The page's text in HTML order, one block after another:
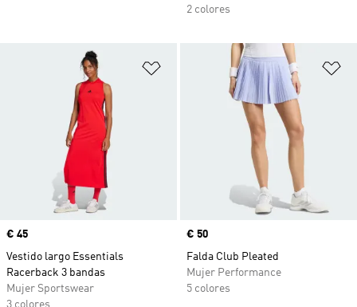
2 colores
Añadir a la lista de deseos
Precio
€ 45
Vestido largo Essentials
Racerback 3 bandas
Mujer Sportswear
3 colores
Precio
€ 50
Falda Club Pleated
Mujer Performance
5 colores